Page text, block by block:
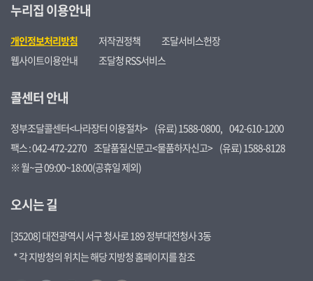
누리집 이용안내
개인정보처리방침 저작권정책
조달서비스헌장
웹사이트이용안내
조달청 RSS서비스
콜센터 안내
정부조달콜센터<나라장터 이용절차> (유료) 1588-0800, 042-610-1200
팩스 : 042-472-2270 조달품질신문고<물품하자신고> (유료) 1588-8128
※ 월~금 09:00~18:00(공휴일 제외)
오시는 길
[35208] 대전광역시 서구 청사로 189 정부대전청사 3동
* 각 지방청의 위치는 해당 지방청 홈페이지를 참조